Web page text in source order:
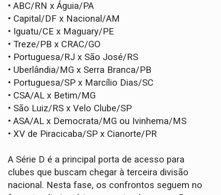
• ABC/RN x Águia/PA
• Capital/DF x Nacional/AM
• Iguatu/CE x Maguary/PE
• Treze/PB x CRAC/GO
• Portuguesa/RJ x São José/RS
• Uberlândia/MG x Serra Branca/PB
• Portuguesa/SP x Marcílio Dias/SC
• CSA/AL x Betim/MG
• São Luiz/RS x Velo Clube/SP
• ASA/AL x Democrata/MG ou Ivinhema/MS
• XV de Piracicaba/SP x Cianorte/PR
A Série D é a principal porta de acesso para
clubes que buscam chegar à terceira divisão
nacional. Nesta fase, os confrontos seguem no